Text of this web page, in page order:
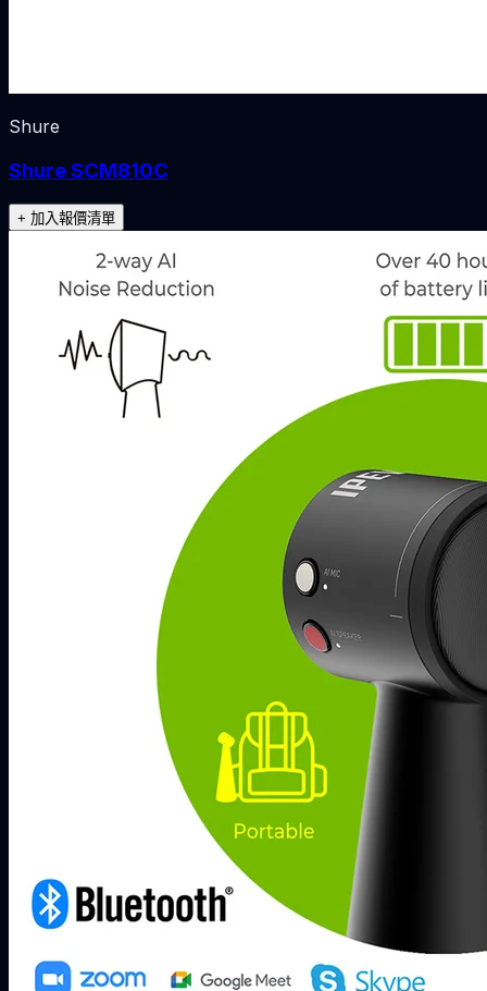
Shure
Shure SCM810C
+ 加入報價清單